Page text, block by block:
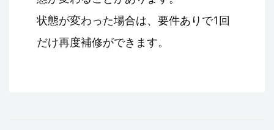
状態が変わった場合は、要件ありで1回
だけ再度補修ができます。